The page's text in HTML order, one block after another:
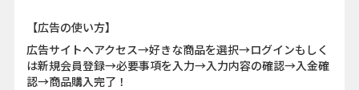
【広告の使い方】
広告サイトへアクセス→好きな商品を選択→ログインもしく
は新規会員登録→必要事項を入力→入力内容の確認→入金確
認→商品購入完了！